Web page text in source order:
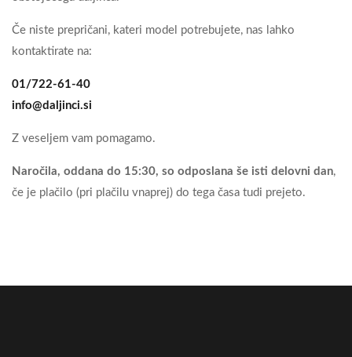
Če niste prepričani, kateri model potrebujete, nas lahko
kontaktirate na:
01/722-61-40
info@daljinci.si
Z veseljem vam pomagamo.
Naročila, oddana do 15:30, so odposlana še isti delovni dan,
če je plačilo (pri plačilu vnaprej) do tega časa tudi prejeto.